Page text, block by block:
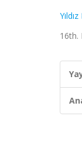
Yıldız
16th.